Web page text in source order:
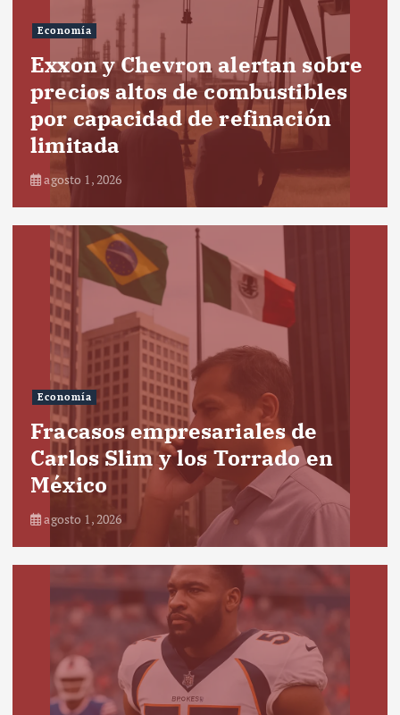
Economía
Exxon y Chevron alertan sobre
precios altos de combustibles
por capacidad de refinación
limitada
agosto 1, 2026
Economía
Fracasos empresariales de
Carlos Slim y los Torrado en
México
agosto 1, 2026